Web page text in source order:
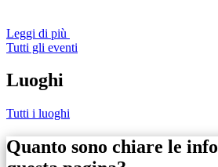
Leggi di più
Tutti gli eventi
Luoghi
Tutti i luoghi
Quanto sono chiare le